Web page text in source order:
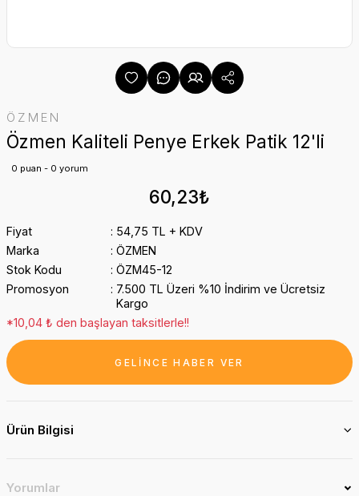
ÖZMEN
Özmen Kaliteli Penye Erkek Patik 12'li
0 puan - 0 yorum
60,23₺
Fiyat
54,75 TL + KDV
Marka
ÖZMEN
Stok Kodu
ÖZM45-12
Promosyon
7.500 TL Üzeri %10 İndirim ve Ücretsiz
Kargo
*10,04 ₺ den başlayan taksitlerle!!
GELİNCE HABER VER
Ürün Bilgisi
Yorumlar